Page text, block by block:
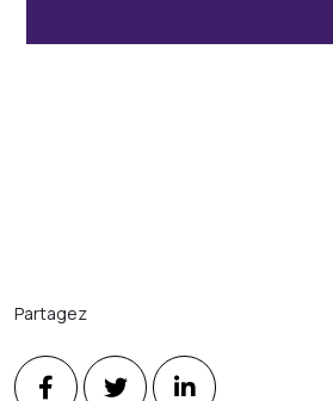
Partagez